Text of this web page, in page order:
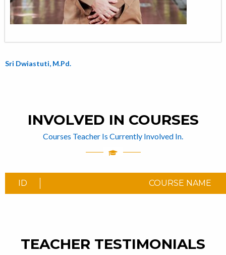
Sri Dwiastuti, M.Pd.
INVOLVED IN COURSES
Courses Teacher Is Currently Involved In.
ID COURSE NAME
TEACHER TESTIMONIALS